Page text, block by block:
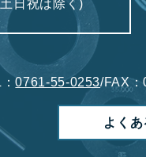
日祝は除く)
0761-55-0253/FAX
よく